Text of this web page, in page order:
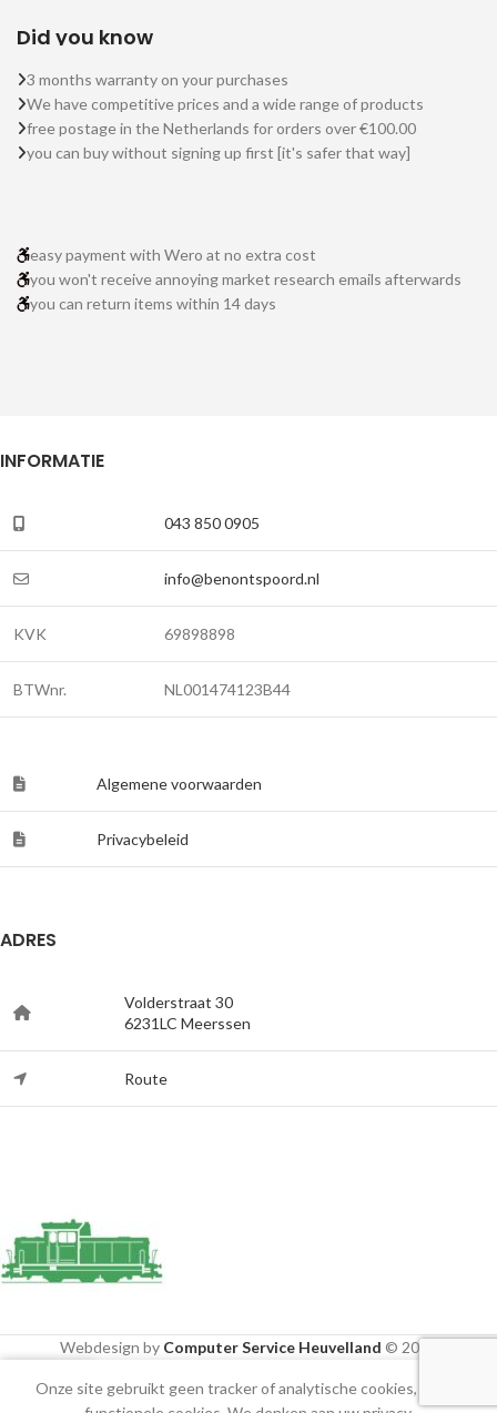
Did you know
3 months warranty on your purchases
We have competitive prices and a wide range of products
free postage in the Netherlands for orders over €100.00
you can buy without signing up first [it's safer that way]
easy payment with Wero at no extra cost
you won't receive annoying market research emails afterwards
you can return items within 14 days
INFORMATIE
043 850 0905
info@benontspoord.nl
KVK 69898898
BTWnr. NL001474123B44
Algemene voorwaarden
Privacybeleid
ADRES
Volderstraat 30
6231LC Meerssen
Route
Webdesign by Computer Service Heuvelland © 2020
Mijn account
Onze site gebruikt geen tracker of analytische cookies, alleen